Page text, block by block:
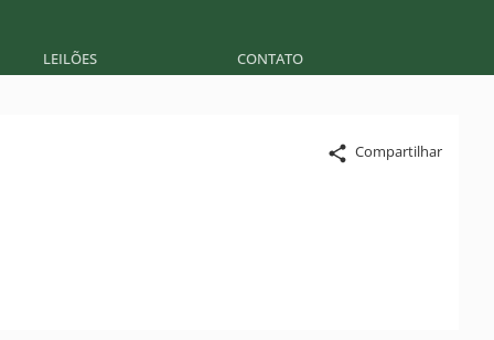
LEILÕES CONTATO
Compartilhar